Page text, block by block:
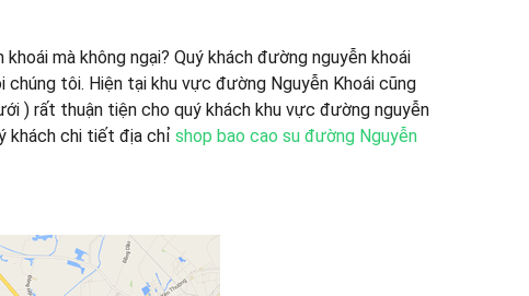
mà không ngại? Quý khách đường nguyễn khoái
tôi. Hiện tại khu vực đường Nguyễn Khoái cũng
) rất thuận tiện cho quý khách khu vực đường nguyễn
khách chi tiết địa chỉ shop bao cao su đường Nguyễn